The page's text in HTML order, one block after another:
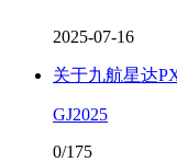
2025-07-16
关于九航星达
GJ2025
0/175